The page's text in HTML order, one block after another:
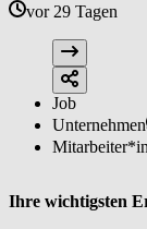
vor 29 Tagen
Job
Unternehmen
Ihre wichtigsten